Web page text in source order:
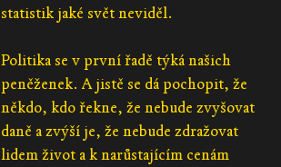
statistik jaké svět neviděl.
Politika se v první řadě týká našich
peněženek. A jistě se dá pochopit, že
někdo, kdo řekne, že nebude zvyšovat
daně a zvýší je, že nebude zdražovat
lidem život a k narůstajícím cenám